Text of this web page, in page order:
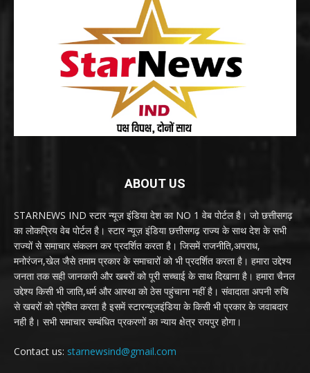
ABOUT US
STARNEWS IND स्टार न्यूज़ इंडिया देश का NO 1 वेब पोर्टल है। जो छत्तीसगढ़
का लोकप्रिय वेब पोर्टल है। स्टार न्यूज़ इंडिया छत्तीसगढ़ राज्य के साथ देश के सभी
राज्यों से समाचार संकलन कर प्रदर्शित करता है। जिसमें राजनीति,अपराध,
मनोरंजन,खेल जैसे तमाम प्रकार के समाचारों को भी प्रदर्शित करता है। हमारा उद्देश्य
जनता तक सही जानकारी और खबरों को पूरी सच्चाई के साथ दिखाना है। हमारा चैनल
उद्देश्य किसी भी जाति,धर्म और आस्था को ठेस पहुंचाना नहीं है। संवादाता अपनी रुचि
से खबरों को प्रेषित करता है इसमें स्टारन्यूजइंडिया के किसी भी प्रकार के जवाबदार
नही है। सभी समाचार सम्बंधित प्रकरणों का न्याय क्षेत्र रायपुर होगा।
Contact us: starnewsind@gmail.com